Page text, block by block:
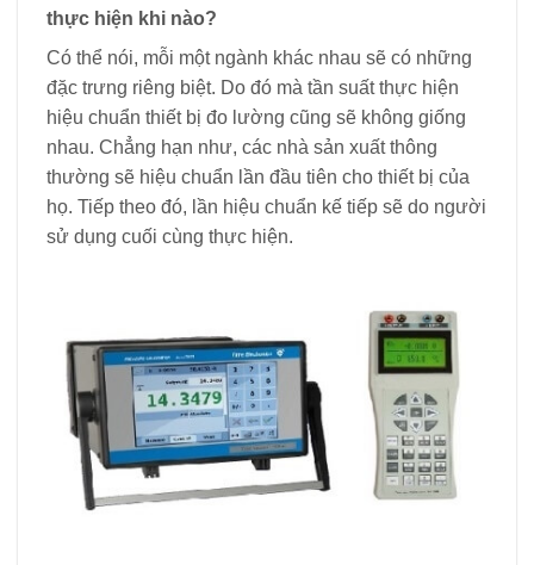
thực hiện khi nào?
Có thể nói, mỗi một ngành khác nhau sẽ có những
đặc trưng riêng biệt. Do đó mà tần suất thực hiện
hiệu chuẩn thiết bị đo lường cũng sẽ không giống
nhau. Chẳng hạn như, các nhà sản xuất thông
thường sẽ hiệu chuẩn lần đầu tiên cho thiết bị của
họ. Tiếp theo đó, lần hiệu chuẩn kế tiếp sẽ do người
sử dụng cuối cùng thực hiện.